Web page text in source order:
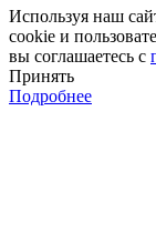
Используя наш
cookie и
вы соглашаетесь с
Принять
Подробнее